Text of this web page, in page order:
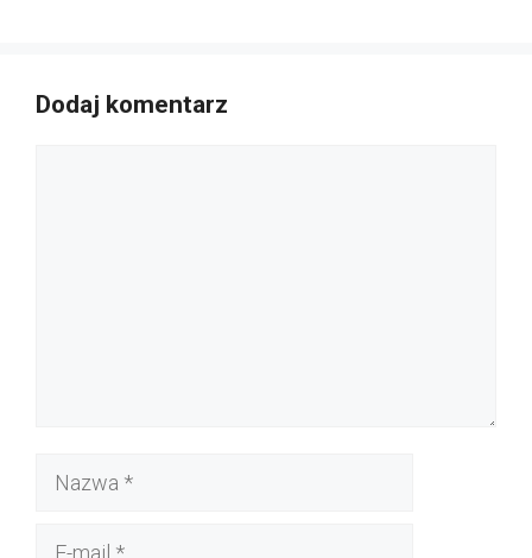
Dodaj komentarz
Nazwa